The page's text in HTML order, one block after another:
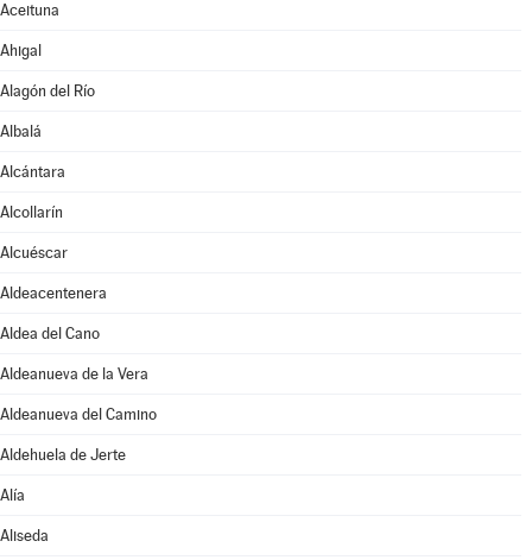
Aceituna
Ahigal
Alagón del Río
Albalá
Alcántara
Alcollarín
Alcuéscar
Aldeacentenera
Aldea del Cano
Aldeanueva de la Vera
Aldeanueva del Camino
Aldehuela de Jerte
Alía
Aliseda